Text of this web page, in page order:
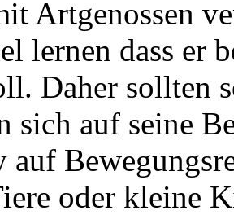
Artgenossen
lernen dass er
Daher sollten
sich auf seine
auf
oder kleine